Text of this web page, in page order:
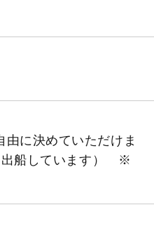
由に決めていただけま
出船しています） ※